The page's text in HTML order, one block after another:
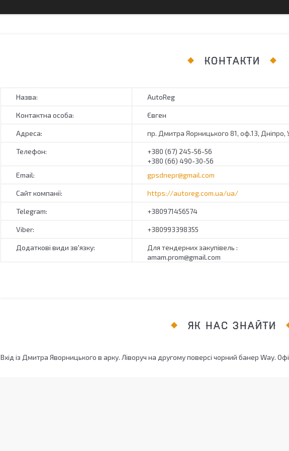
КОНТАКТИ
AutoReg
Євген
пр. Дмитра Яорницького 81, оф.13, Дніпро,
+380 (67) 245-56-56
+380 (66) 490-30-56
gpsdnepr@gmail.com
https://autoreg.com.ua/ua/
+380971456574
+380993398355
Для тендерних закупівель
amam.prom@gmail.com
ЯК НАС ЗНАЙТИ
Вхід із Дмитра Яворницького в арку. Ліворуч на другому поверсі чорний банер Way.